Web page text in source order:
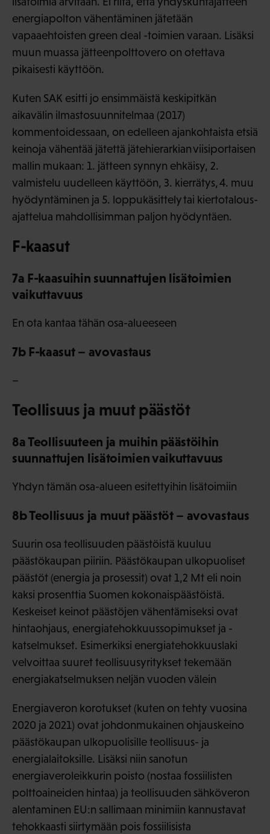
energiapolton vähentäminen jätetään
vapaaehtoisten green deal -toimien varaan. Lisäksi
muun muassa jätteenpolttovero on otettava
pikaisesti käyttöön.
Kuten SAK esitti jo ensimmäistä keskipitkän
aikavälin ilmastosuunnitelmaa (2017)
kommentoidessaan, on edelleen ajankohtaista etsiä
keinoja vähentää jätettä jätehierarkian viisiportaisen
mallin mukaan: 1. jätteen synnyn ehkäisy, 2.
valmistelu uudelleen käyttöön, 3. kierrätys, 4. muu
hyödyntäminen ja 5. loppukäsittely tai kiertotalous-
ajattelua mahdollisimman paljon hyödyntäen.
F-kaasut
7a F-kaasuihin suunnattujen lisätoimien
vaikuttavuus
En ota kantaa tähän osa-alueeseen
7b F-kaasut – avovastaus
–
Teollisuus ja muut päästöt
8a Teollisuuteen ja muihin päästöihin
suunnattujen lisätoimien vaikuttavuus
Yhdyn tämän osa-alueen esitettyihin lisätoimiin
8b Teollisuus ja muut päästöt – avovastaus
Suurin osa teollisuuden päästöistä kuuluu
päästökaupan piiriin. Päästökaupan ulkopuoliset
päästöt (energia ja prosessit) ovat 1,2 Mt eli noin
kaksi prosenttia Suomen kokonaispäästöistä.
Keskeiset keinot päästöjen vähentämiseksi ovat
hintaohjaus, energiatehokkuussopimukset ja -
katselmukset. Esimerkiksi energiatehokkuuslaki
velvoittaa suuret teollisuusyritykset tekemään
energiakatselmuksen neljän vuoden välein
Energiaveron korotukset (kuten on tehty vuosina
2020 ja 2021) ovat johdonmukainen ohjauskeino
päästökaupan ulkopuolisille teollisuus- ja
energialaitoksille. Lisäksi niin sanotun
energiaveroleikkurin poisto (nostaa fossiilisten
polttoaineiden hintaa) ja teollisuuden sähköveron
alentaminen EU:n sallimaan minimiin kannustavat
tehokkaasti siirtymään pois fossiilisista